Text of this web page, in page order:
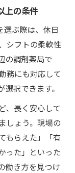
上の条件
ぶ際は、休日
シフトの柔軟性
の調剤薬局で
務にも対応して
択できます。
、長く安心して
しょう。現場の
もらえた」「有
った」といった
働き方を見つけ